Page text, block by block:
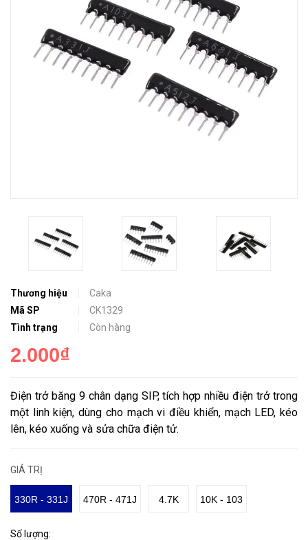
Thương hiệu
Caka
Mã SP
CK1329
Tình trạng
Còn hàng
2.000₫
Điện trở băng 9 chân dạng SIP, tích hợp nhiều điện trở trong
một linh kiện, dùng cho mạch vi điều khiển, mạch LED, kéo
lên, kéo xuống và sửa chữa điện tử.
GIÁ TRỊ
330R - 331J 470R - 471J 4.7K 10K - 103
Số lượng: